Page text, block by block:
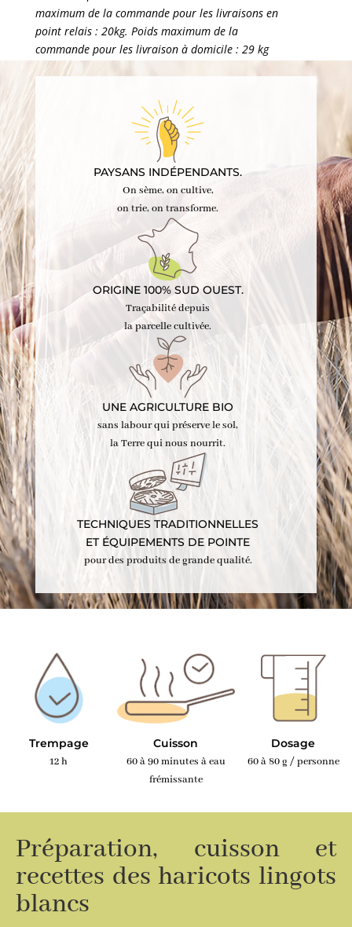
500g
PAYSANS INDÉPENDANTS.
On sème, on cultive,
on trie, on transforme.
ORIGINE 100% SUD OUEST.
Traçabilité depuis
la parcelle cultivée.
UNE AGRICULTURE BIO
sans labour qui préserve le sol,
la Terre qui nous nourrit.
TECHNIQUES TRADITIONNELLES
ET ÉQUIPEMENTS DE POINTE
pour des produits de grande qualité.
Trempage
12 h
Cuisson
60 à 90 minutes à eau
frémissante
Dosage
60 à 80 g / personne
Préparation, cuisson et
recettes des haricots lingots
blancs